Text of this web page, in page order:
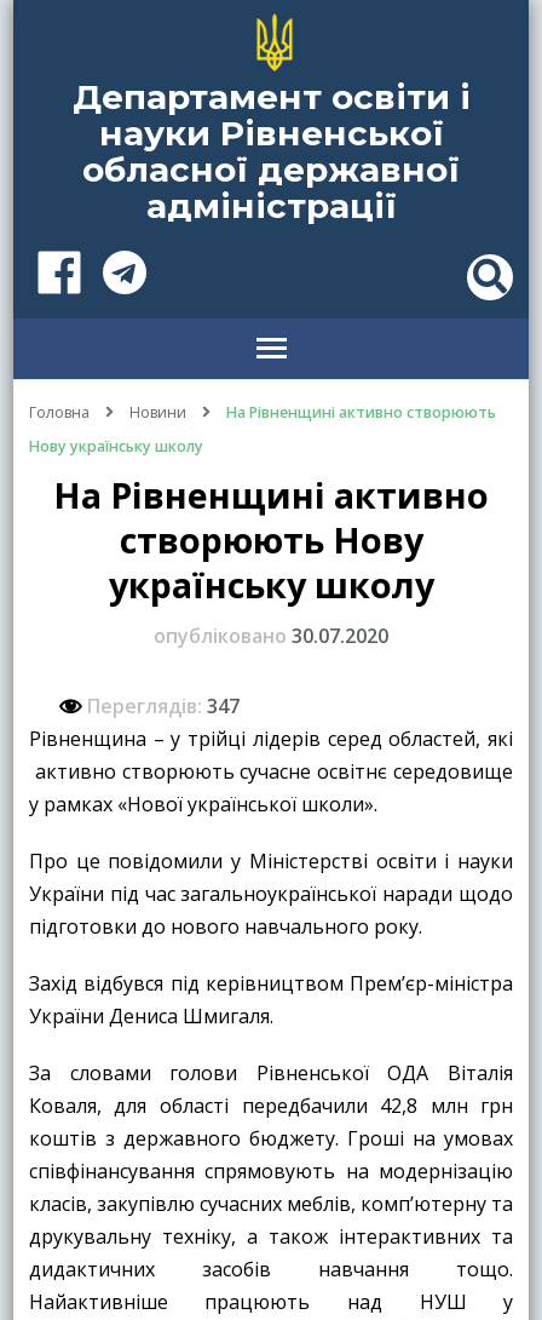
Департамент освіти і
науки Рівненської
обласної державної
адміністрації
Головна Новини
На Рівненщині активно створюють
Нову українську школу
На Рівненщині активно
створюють Нову
українську школу
опубліковано 30.07.2020
Переглядів: 347
Рівненщина – у трійці лідерів серед областей, які
активно створюють сучасне освітнє середовище
у рамках «Нової української школи».
Про це повідомили у Міністерстві освіти і науки
України під час загальноукраїнської наради щодо
підготовки до нового навчального року.
Захід відбувся під керівництвом Прем’єр-міністра
України Дениса Шмигаля.
За словами голови Рівненської ОДА Віталія
Коваля, для області передбачили 42,8 млн грн
коштів з державного бюджету. Гроші на умовах
співфінансування спрямовують на модернізацію
класів, закупівлю сучасних меблів, комп’ютерну та
друкувальну техніку, а також інтерактивних та
дидактичних засобів навчання тощо.
Найактивніше працюють над НУШ у